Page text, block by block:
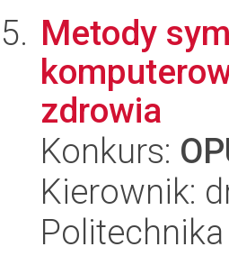
Metody
zdrowia
Konkurs:
Kierownik: